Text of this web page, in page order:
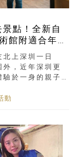
點！全新自
館附適合年
上深圳一日
，近年深圳更
驗於一身的親子
動